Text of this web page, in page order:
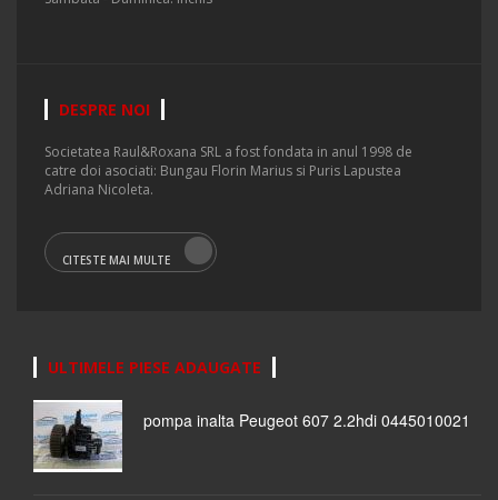
DESPRE NOI
Societatea Raul&Roxana SRL a fost fondata in anul 1998 de
catre doi asociati: Bungau Florin Marius si Puris Lapustea
Adriana Nicoleta.
CITESTE MAI MULTE
ULTIMELE PIESE ADAUGATE
pompa inalta Peugeot 607 2.2hdi 0445010021